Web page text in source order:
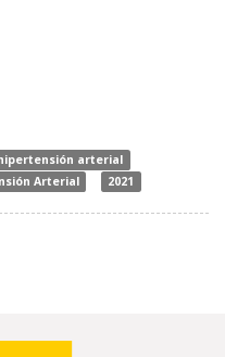
arterial
Arterial 2021